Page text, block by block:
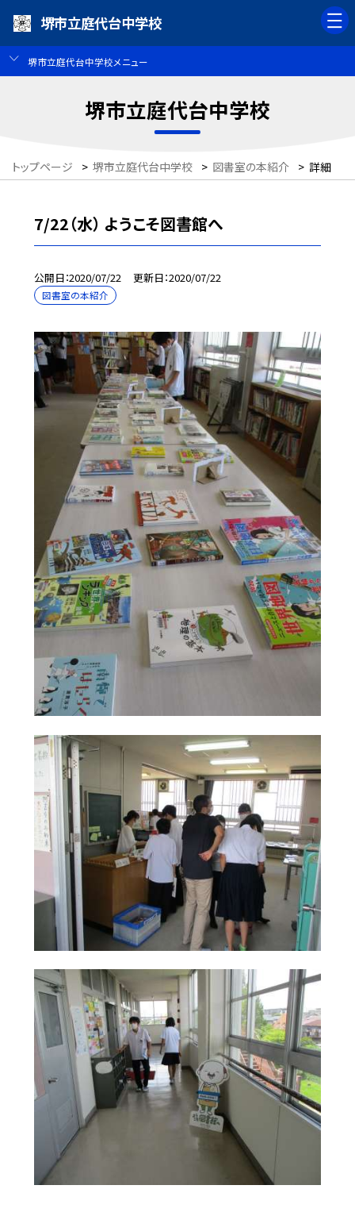
堺市立庭代台中学校
堺市立庭代台中学校メニュー
堺市立庭代台中学校
トップページ > 堺市立庭代台中学校 > 図書室の本紹介 > 詳細
7/22（水） ようこそ図書館へ
公開日 2020/07/22 更新日 2020/07/22
図書室の本紹介